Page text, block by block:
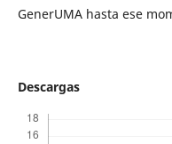
GenerUMA hasta ese
Descargas